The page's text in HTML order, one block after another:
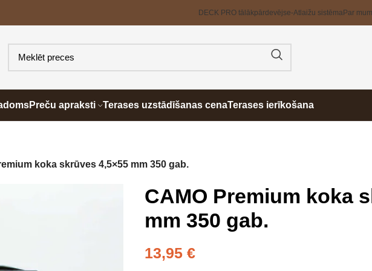
DECK PRO tālākpārdevējse-Atlaižu sistēmaPar
Preču apraksti Terases uzstādīšanas cenaTerases ierīkošana
koka skrūves 4,5×55 mm 350 gab.
CAMO Premium koka
mm 350 gab.
13,95 €